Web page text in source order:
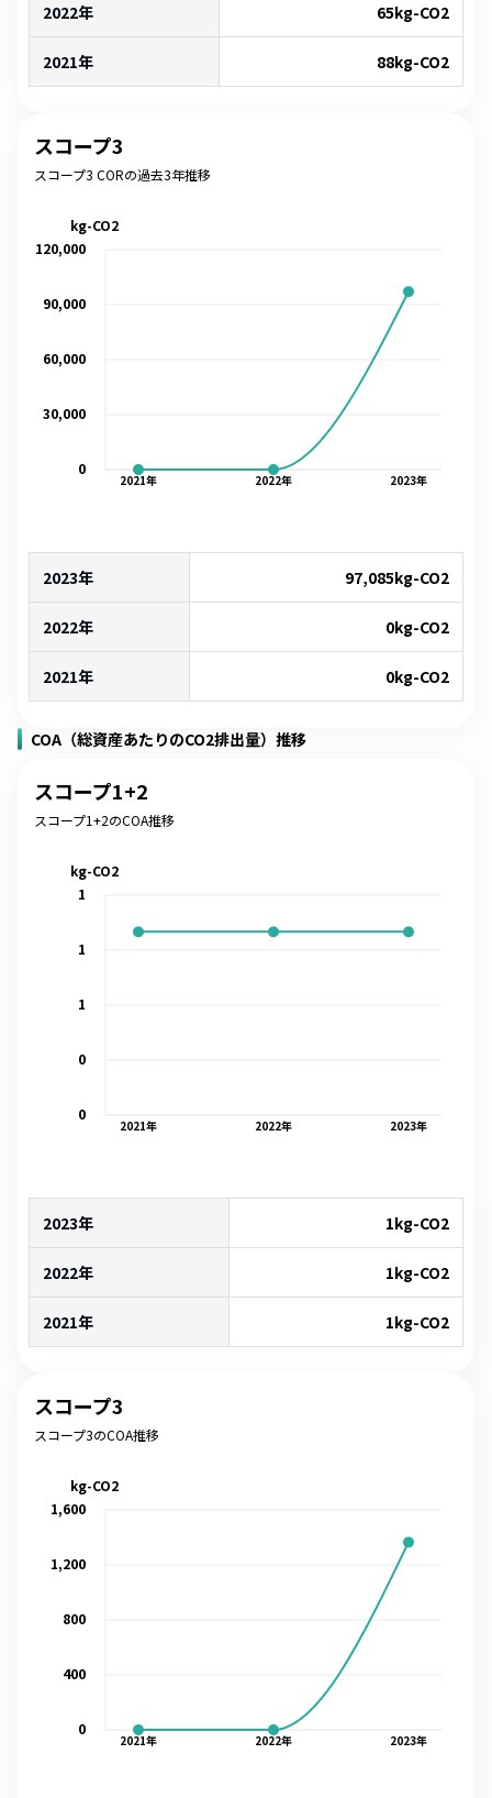
2022年 65kg-CO2
2021年 88kg-CO2
スコープ3
スコープ3 CORの過去3年推移
2021年 2022年 2023年
0
30,000
60,000
90,000
120,000
kg-CO2
2023年 97,085kg-CO2
2022年 0kg-CO2
2021年 0kg-CO2
COA（総資産あたりのCO2排出量）推移
スコープ1+2
スコープ1+2のCOA推移
2021年 2022年 2023年
0
0
1
1
1
kg-CO2
2023年 1kg-CO2
2022年 1kg-CO2
2021年 1kg-CO2
スコープ3
スコープ3のCOA推移
2021年 2022年 2023年
0
400
800
1,200
1,600
kg-CO2